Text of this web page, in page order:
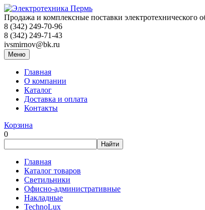
Продажа и комплексные поставки электротехнического
8 (342) 249-70-96
8 (342) 249-71-43
ivsmirnov@bk.ru
Меню
Главная
О компании
Каталог
Доставка и оплата
Контакты
Корзина
0
Главная
Каталог товаров
Светильники
Офисно-административные
Накладные
TechnoLux